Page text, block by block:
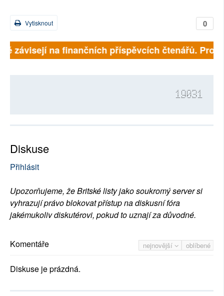
0
Vytisknout
závisejí na finančních příspěvcích čtenářů.
19031
Diskuse
Přihlásit
Upozorňujeme, že Britské listy jako soukromý server si
vyhrazují právo blokovat přístup na diskusní fóra
jakémukoliv diskutérovi, pokud to uznají za důvodné.
nejnovější oblíbené
Komentáře
Diskuse je prázdná.